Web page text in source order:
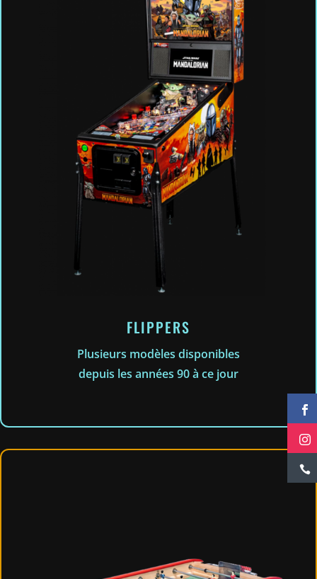



FLIPPERS
Plusieurs modèles disponibles
depuis les années 90 à ce jour